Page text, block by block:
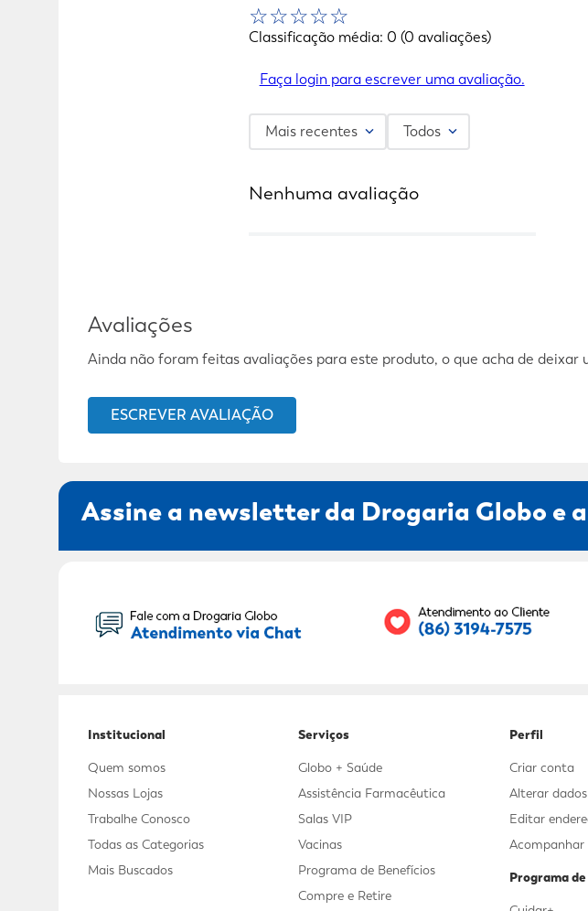
☆☆☆☆☆
Classificação média: 0 (0 avaliações)
Faça login para escrever uma avaliação.
Mais recentes Todos
Nenhuma avaliação
Avaliações
Ainda não foram feitas avaliações para este produto, o que acha de deixar
ESCREVER AVALIAÇÃO
Assine a newsletter da Drogaria Globo e
Institucional
Quem somos
Nossas Lojas
Trabalhe Conosco
Todas as Categorias
Mais Buscados
Serviços
Globo + Saúde
Assistência Farmacêutica
Salas VIP
Vacinas
Programa de Benefícios
Compre e Retire
Perfil
Criar conta
Alterar
Editar
Acompanhar
Programa